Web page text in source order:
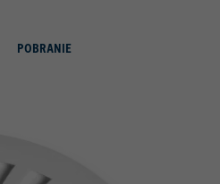
POBRANIE